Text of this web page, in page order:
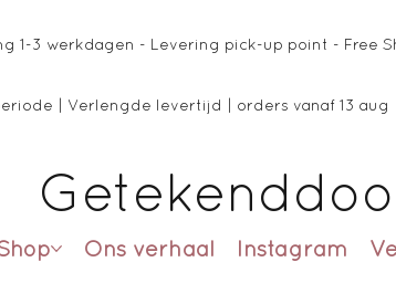
1-3 werkdagen - Levering pick-up point - Free
| Verlengde levertijd | orders vanaf 13 aug
Ons verhaal Instagram